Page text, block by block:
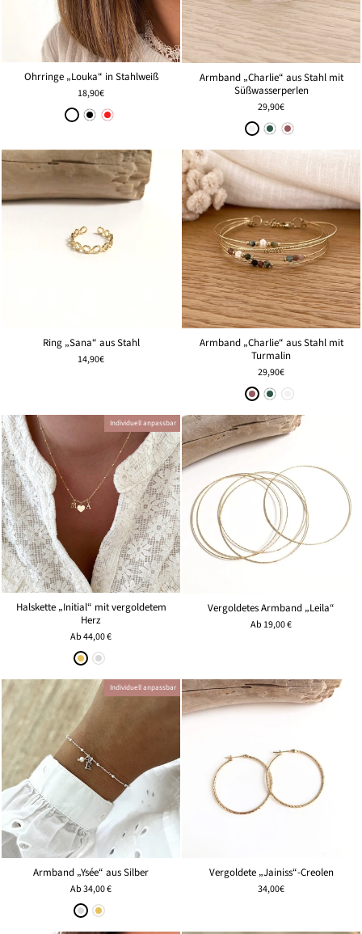
Ohrringe „Louka“ in Stahlweiß
18,90€
Armband „Charlie“ aus Stahl mit
Süßwasserperlen
29,90€
Ring „Sana“ aus Stahl
14,90€
Armband „Charlie“ aus Stahl mit
Turmalin
29,90€
Individuell anpassbar
Halskette „Initial“ mit vergoldetem
Herz
Ab44,00 €
Vergoldetes Armband „Leila“
Ab 19,00 €
Individuell anpassbar
Armband „Ysée“ aus Silber
Ab34,00 €
Vergoldete „Jainiss“-Creolen
34,00€